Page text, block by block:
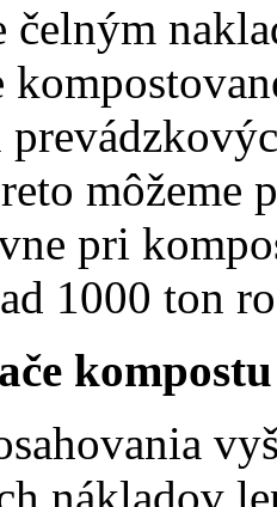
čelným
môžeme
pri
1000 ton
kompostu
nákladov